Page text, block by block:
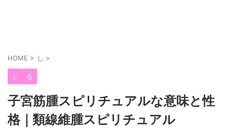
HOME > し >
し る
子宮筋腫スピリチュアルな意味と性
格｜類線維腫スピリチュアル